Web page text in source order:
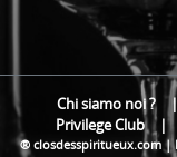
Chi siamo noi ? |
Privilege Club |
® closdesspiritueux.com |